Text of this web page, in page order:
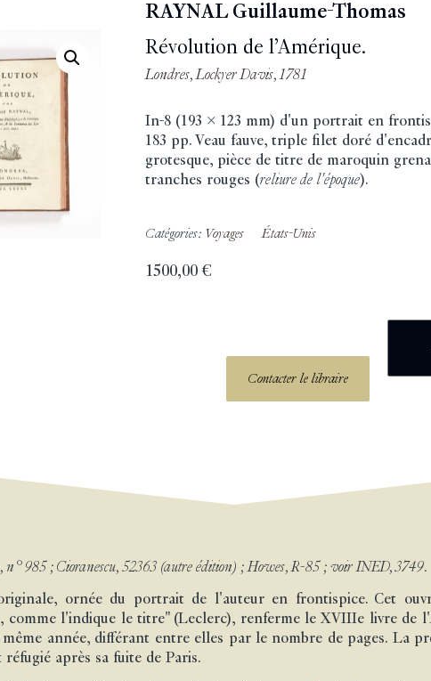
RAYNAL Guillaume-Thomas
Révolution de l’Amérique.
Londres, Lockyer Davis, 1781
In-8 (193 x 123 mm) d'un portrait en
183 pp. Veau fauve, triple filet doré
grotesque, pièce de titre de maroquin
tranches rouges (reliure de l'époque).
Catégories: Voyages États-Unis
1500,00€
Contacter le libraire
985 ; Cioranescu, 52363 (autre édition) ; Howes, R-85 ; voir INED, 3749.
ornée du portrait de l'auteur en frontispice. Cet
comme l'indique le titre" (Leclerc), renferme le XVIIIe livre de l'
année, différant entre elles par le nombre de pages. La
après sa fuite de Paris.